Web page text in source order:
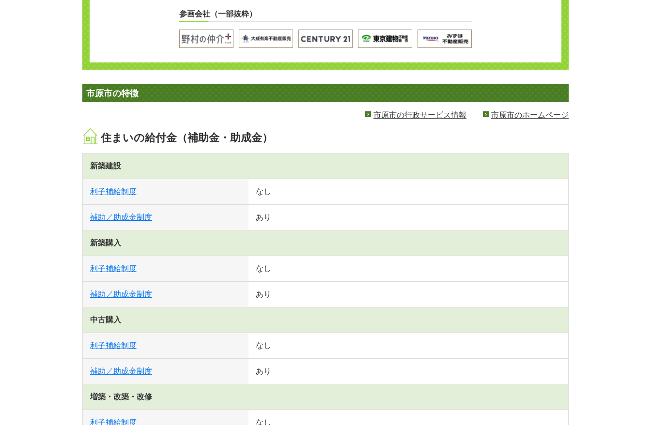
参画会社（一部抜粋）
市原市の特徴
市原市の行政サービス情報 市原市のホームページ
住まいの給付金（補助金・助成金）
新築建設
利子補給制度 なし
補助／助成金制度 あり
新築購入
利子補給制度 なし
補助／助成金制度 あり
中古購入
利子補給制度 なし
補助／助成金制度 あり
増築・改築・改修
利子補給制度 なし